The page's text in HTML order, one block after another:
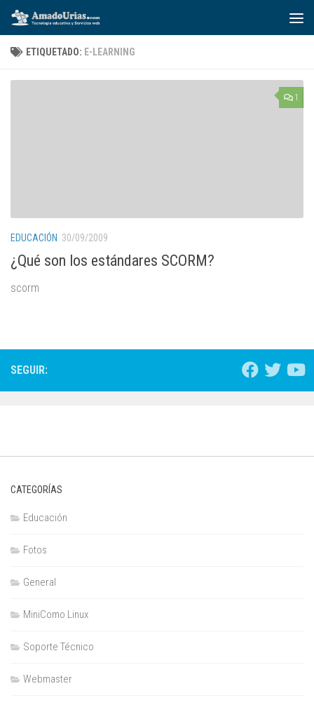
Saltar al contenido
ETIQUETADO: E-LEARNING
1
EDUCACIÓN 30/09/2009
¿Qué son los estándares SCORM?
scorm
SEGUIR:
CATEGORÍAS
Educación
Fotos
General
MiniComo Linux
Soporte Técnico
Webmaster